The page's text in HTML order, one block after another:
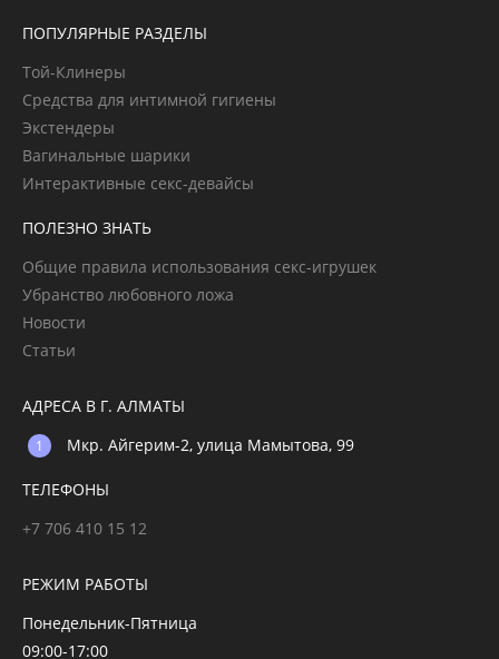
ПОПУЛЯРНЫЕ РАЗДЕЛЫ
Той-Клинеры
Средства для интимной гигиены
Экстендеры
Вагинальные шарики
Интерактивные секс-девайсы
ПОЛЕЗНО ЗНАТЬ
Общие правила использования секс-игрушек
Убранство любовного ложа
Новости
Статьи
АДРЕСА В Г. АЛМАТЫ
Мкр. Айгерим-2, улица Мамытова, 99
ТЕЛЕФОНЫ
+7 706 410 15 12
РЕЖИМ РАБОТЫ
Понедельник-Пятница
09:00-17:00